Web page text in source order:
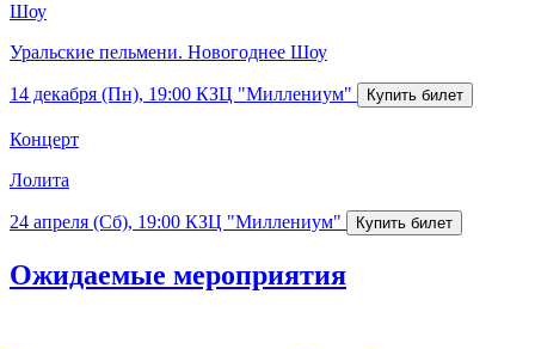
Шоу
Уральские пельмени. Новогоднее Шоу
14 декабря (Пн), 19:00 КЗЦ "Миллениум"
Концерт
Лолита
24 апреля (Сб), 19:00 КЗЦ "Миллениум"
Ожидаемые мероприятия